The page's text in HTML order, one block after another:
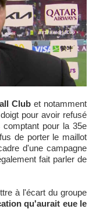
Club et notamment
pour avoir refusé
comptant pour la 35e
de porter le maillot
d'une campagne
fait parler de
à l'écart du groupe
qu'aurait eue le